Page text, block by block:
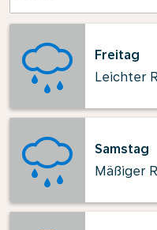
Freitag
Leichter
Samstag
Mäßiger